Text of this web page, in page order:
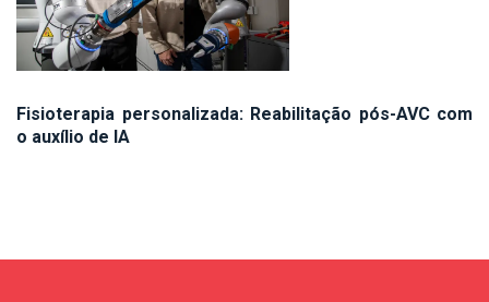
Fisioterapia personalizada: Reabilitação pós-AVC com
o auxílio de IA